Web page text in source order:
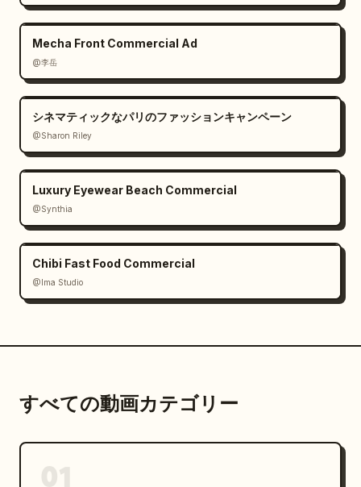
プールのライトが柔らかく輝く。
外側の通路のライトが点灯する。
[00:10 - 00:12]
下の画像と「完全に」一致する、完成した超リアルな高級
住宅。
ゴールデンアワーの照明。
窓への柔らかな反射。
自然に揺らめくプールの水。
Mecha Front Commercial Ad
@李岳
シネマティックなパリのファッションキャンペーン
@Sharon Riley
Luxury Eyewear Beach Commercial
@Synthia
Chibi Fast Food Commercial
@Ima Studio
すべての動画カテゴリー